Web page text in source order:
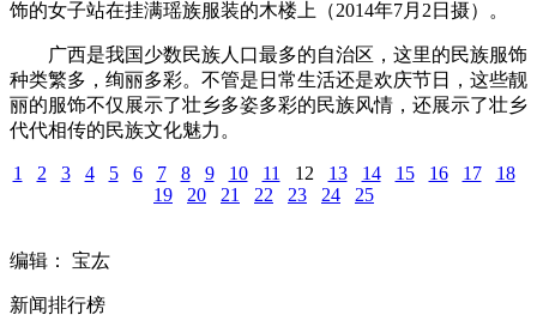
饰的女子站在挂满瑶族服装的木楼上（2014年7月2日摄）。
广西是我国少数民族人口最多的自治区，这里的民族服饰
种类繁多，绚丽多彩。不管是日常生活还是欢庆节日，这些靓
丽的服饰不仅展示了壮乡多姿多彩的民族风情，还展示了壮乡
代代相传的民族文化魅力。
1 2 3 4 5 6 7 8 9 10 11 12 13 14 15 16 17
18
19
20 21 22 23 24 25
编辑： 宝厷
新闻排行榜